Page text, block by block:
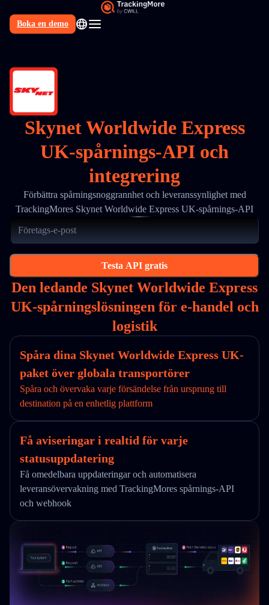
Boka en demo
Skynet Worldwide Express
UK-spårnings-API och
integrering
Förbättra spårningsnoggrannhet och leveranssynlighet med
TrackingMores Skynet Worldwide Express UK-spårnings-API
Testa API gratis
Den ledande Skynet Worldwide Express
UK-spårningslösningen för e-handel och
logistik
Spåra dina Skynet Worldwide Express UK-
paket över globala transportörer
Spåra och övervaka varje försändelse från ursprung till
destination på en enhetlig plattform
Få aviseringar i realtid för varje
statusuppdatering
Få omedelbara uppdateringar och automatisera
leveransövervakning med TrackingMores spårnings-API
och webhook